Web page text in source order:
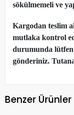
sökülmemeli ve
Kargodan teslim
mutlaka kontrol
durumunda
gönderiniz.
Benzer Ürünler